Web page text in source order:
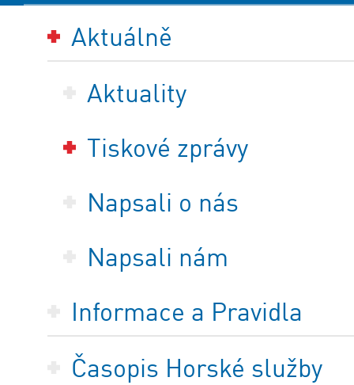
Aktuálně
Aktuality
Tiskové zprávy
Napsali o nás
Napsali nám
Informace a Pravidla
Časopis Horské služby